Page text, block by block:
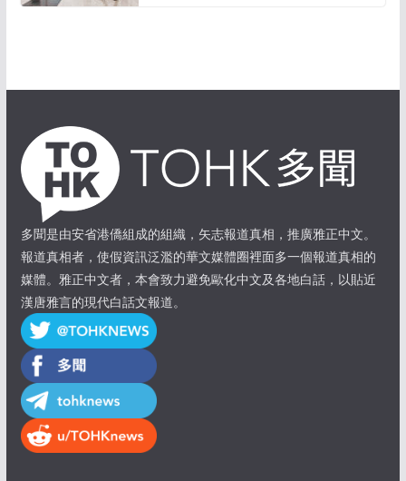
多聞是由安省港僑組成的組織，矢志報道真相，推廣雅正中文。
報道真相者，使假資訊泛濫的華文媒體圈裡面多一個報道真相的
媒體。雅正中文者，本會致力避免歐化中文及各地白話，以貼近
漢唐雅言的現代白話文報道。